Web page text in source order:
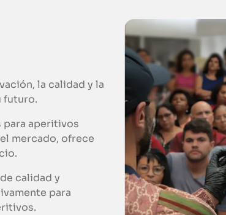
la calidad y la
futuro.
para aperitivos
mercado, ofrece
calidad y
para